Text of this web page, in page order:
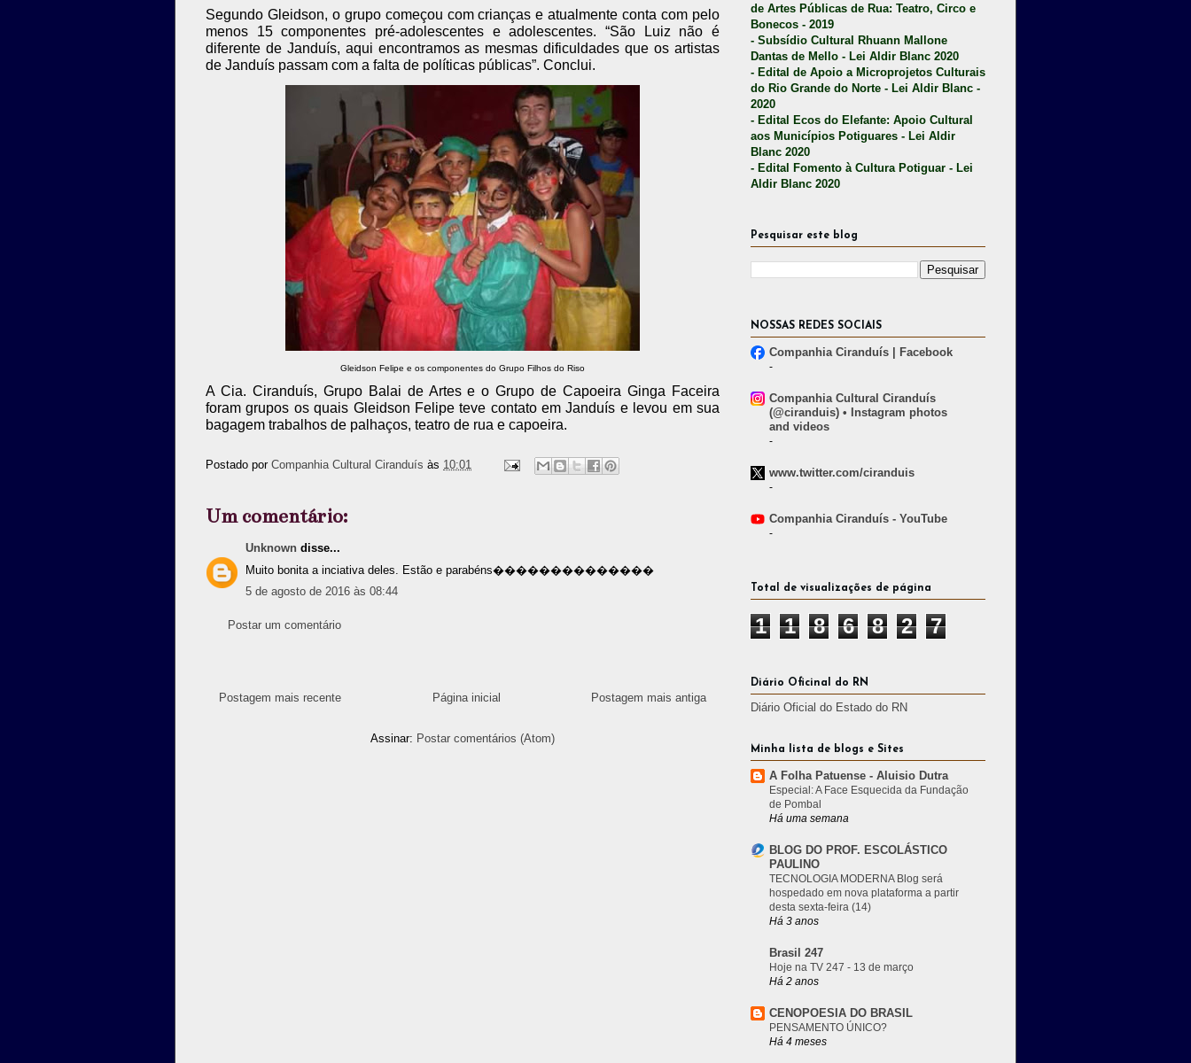
Segundo Gleidson, o grupo começou com crianças e atualmente conta com pelo
menos 15 componentes pré-adolescentes e adolescentes. “São Luiz não é
diferente de Janduís, aqui encontramos as mesmas dificuldades que os artistas
de Janduís passam com a falta de políticas públicas”. Conclui.
Gleidson Felipe e os componentes do Grupo Filhos do Riso
A Cia. Ciranduís, Grupo Balai de Artes e o Grupo de Capoeira Ginga Faceira
foram grupos os quais Gleidson Felipe teve contato em Janduís e levou em sua
bagagem trabalhos de palhaços, teatro de rua e capoeira.
Postado por Companhia Cultural Ciranduís às 10:01
Um comentário:
Unknown disse...
Muito bonita a inciativa deles. Estão e parabéns��������������
5 de agosto de 2016 às 08:44
Postar um comentário
Postagem mais recente Postagem mais antiga
Página inicial
Assinar: Postar comentários (Atom)
de Artes Públicas de Rua: Teatro, Circo e
Bonecos - 2019
- Subsídio Cultural Rhuann Mallone
Dantas de Mello - Lei Aldir Blanc 2020
- Edital de Apoio a Microprojetos Culturais
do Rio Grande do Norte - Lei Aldir Blanc -
2020
- Edital Ecos do Elefante: Apoio Cultural
aos Municípios Potiguares - Lei Aldir
Blanc 2020
- Edital Fomento à Cultura Potiguar - Lei
Aldir Blanc 2020
Pesquisar este blog
NOSSAS REDES SOCIAIS
Companhia Ciranduís | Facebook
-
Companhia Cultural Ciranduís
(@ciranduis) • Instagram photos
and videos
-
www.twitter.com/ciranduis
-
Companhia Ciranduís - YouTube
-
Total de visualizações de página
1 1 8 6 8 2 7
Diário Oficinal do RN
Diário Oficial do Estado do RN
Minha lista de blogs e Sites
A Folha Patuense - Aluisio Dutra
Especial: A Face Esquecida da Fundação
de Pombal
Há uma semana
BLOG DO PROF. ESCOLÁSTICO
PAULINO
TECNOLOGIA MODERNA Blog será
hospedado em nova plataforma a partir
desta sexta-feira (14)
Há 3 anos
Brasil 247
Hoje na TV 247 - 13 de março
Há 2 anos
CENOPOESIA DO BRASIL
PENSAMENTO ÚNICO?
Há 4 meses